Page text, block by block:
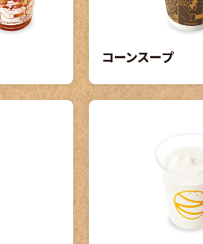
コーンスープ